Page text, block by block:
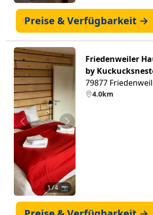
Preise & Verfügbarkeit →
Zurück Weiter
1/ 4 📷
Friedenweiler
by
79877
4.0km